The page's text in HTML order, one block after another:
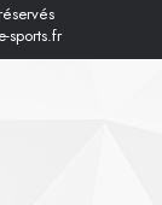
sports.fr